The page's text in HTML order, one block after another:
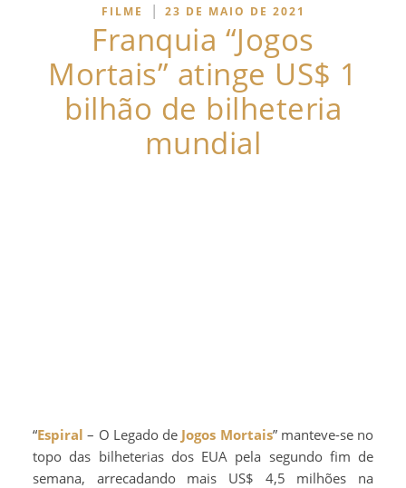
FILME | 23 DE MAIO DE 2021
Franquia “Jogos
Mortais” atinge US$ 1
bilhão de bilheteria
mundial
“ Espiral – O Legado de Jogos Mortais” manteve-se no
topo das bilheterias dos EUA pela segundo fim de
semana, arrecadando mais US$ 4,5 milhões na